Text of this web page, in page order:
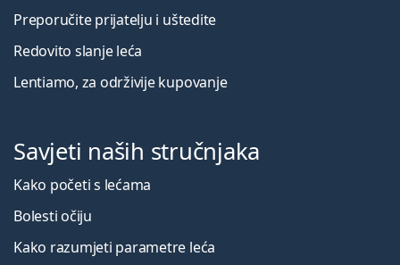
Preporučite prijatelju i uštedite
Redovito slanje leća
Lentiamo, za održivije kupovanje
Savjeti naših stručnjaka
Kako početi s lećama
Bolesti očiju
Kako razumjeti parametre leća